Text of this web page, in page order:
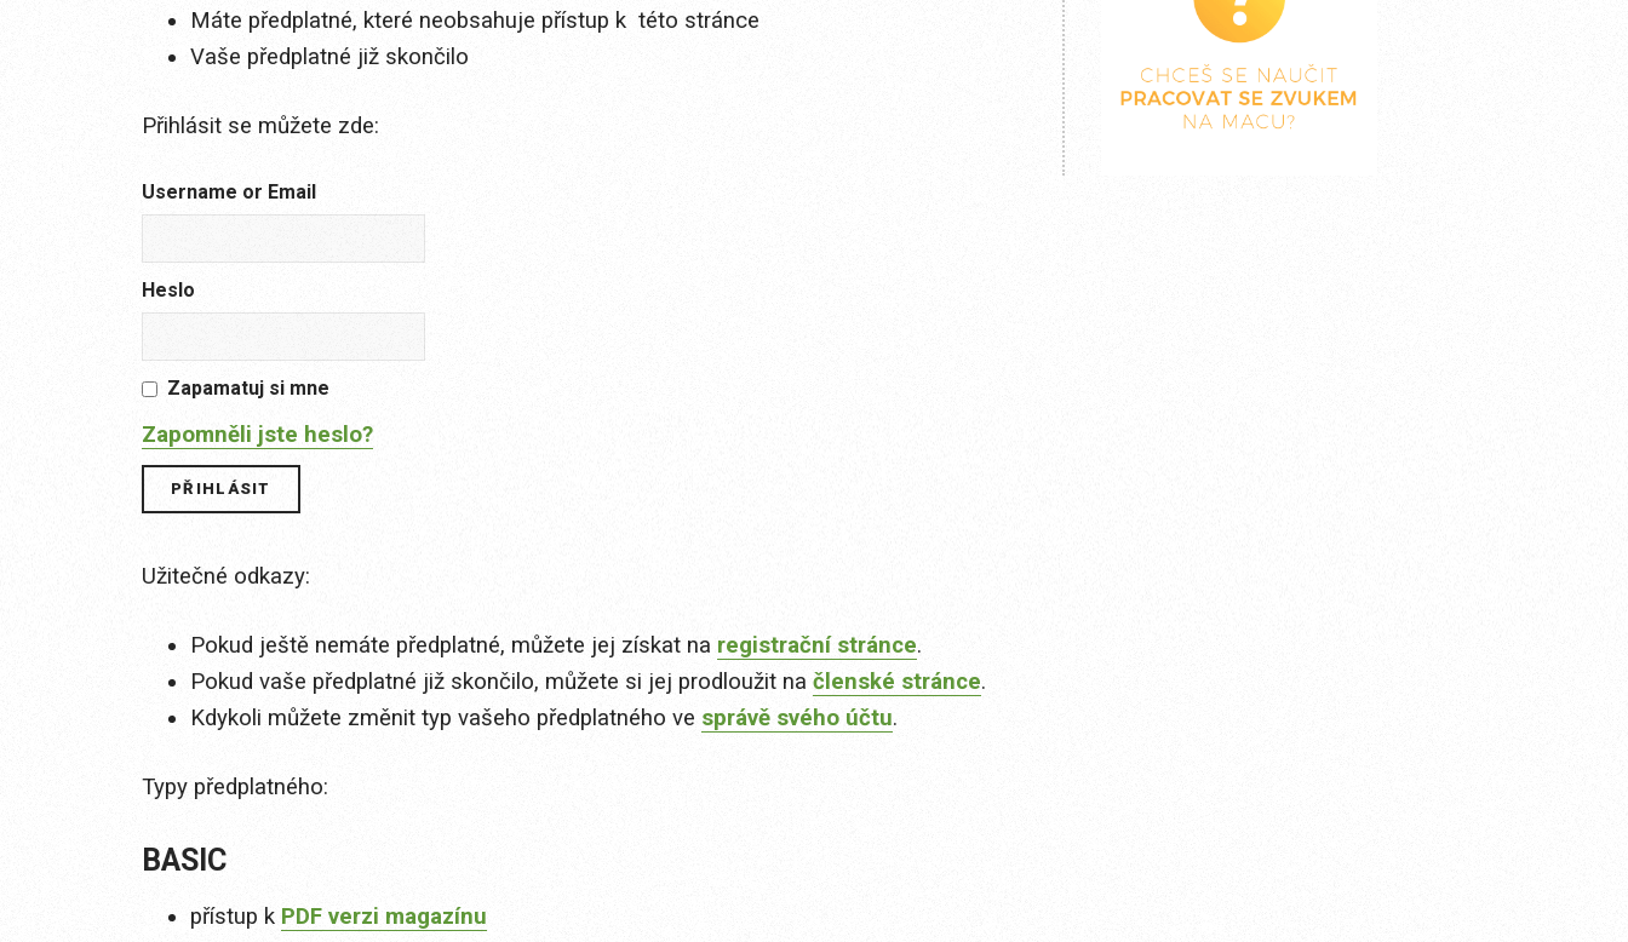
Máte předplatné, které neobsahuje přístup k této stránce
Vaše předplatné již skončilo
Přihlásit se můžete zde:
Username or Email
Heslo
Zapamatuj si mne
Zapomněli jste heslo?
Užitečné odkazy:
Pokud ještě nemáte předplatné, můžete jej získat na registrační stránce.
Pokud vaše předplatné již skončilo, můžete si jej prodloužit na členské stránce.
Kdykoli můžete změnit typ vašeho předplatného ve správě svého účtu.
Typy předplatného:
BASIC
přístup k PDF verzi magazínu